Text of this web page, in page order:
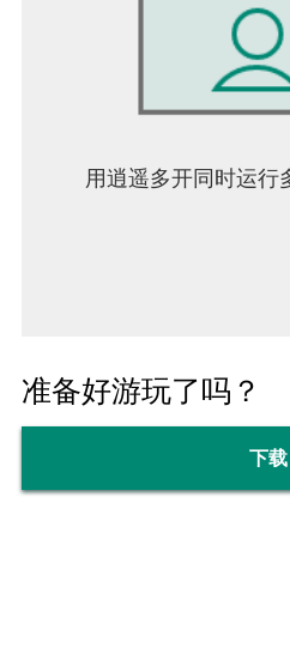
用逍遥多开同时运行
准备好游玩了吗？
下载